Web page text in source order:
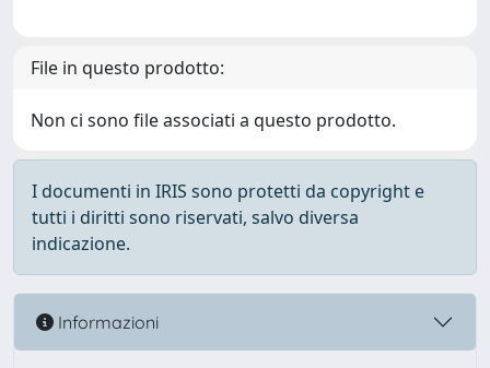
File in questo prodotto:
Non ci sono file associati a questo prodotto.
I documenti in IRIS sono protetti da copyright e
tutti i diritti sono riservati, salvo diversa
indicazione.
Informazioni